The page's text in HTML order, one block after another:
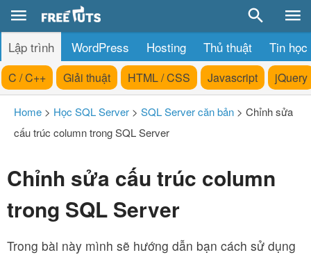
Lập trình WordPress Hosting Thủ thuật Tin học
C / C++ Giải thuật HTML / CSS Javascript jQuery
Home > Học SQL Server > SQL Server căn bản > Chỉnh sửa
cấu trúc column trong SQL Server
Chỉnh sửa cấu trúc column
trong SQL Server
Trong bài này mình sẽ hướng dẫn bạn cách sử dụng